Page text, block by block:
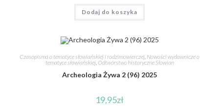
Dodaj do koszyka
Czasopisma o tematyce słowiańskiej i rodzimowierczej, Nowości wydawnicze o
tematyce słowiańskiej, Odtwórstwo historyczne Słowian
Archeologia Żywa 2 (96) 2025
19,95zł